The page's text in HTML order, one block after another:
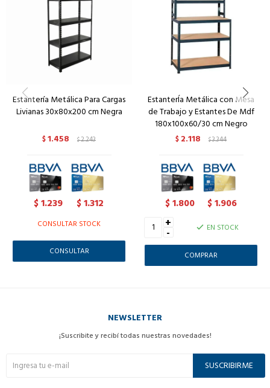
Estantería Metálica Para Cargas
Livianas 30x80x200 cm Negra
$1.458 $2.243
$1.239 $1.312
CONSULTAR STOCK
CONSULTAR
EstanterÍa Metálica con Mesa
de Trabajo y Estantes De Mdf
180x100x60/30 cm Negro
$ 2.118 $3.344
$1.800 $1.906
+
- EN STOCK
NEWSLETTER
¡Suscribite y recibí todas nuestras novedades!
SUSCRIBIRME